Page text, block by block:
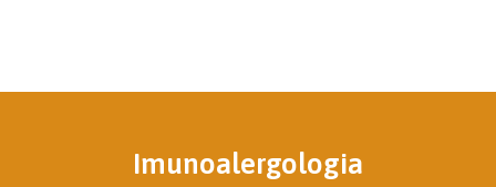
Imunoalergologia